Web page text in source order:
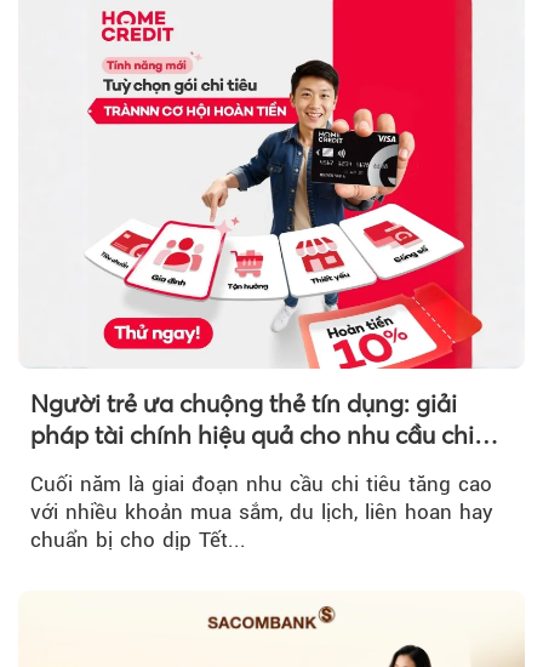
Người trẻ ưa chuộng thẻ tín dụng: giải
pháp tài chính hiệu quả cho nhu cầu chi
tiêu cuối năm
Cuối năm là giai đoạn nhu cầu chi tiêu tăng cao
với nhiều khoản mua sắm, du lịch, liên hoan hay
chuẩn bị cho dịp Tết...